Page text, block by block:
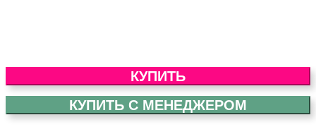
КУПИТЬ
КУПИТЬ С МЕНЕДЖЕРОМ